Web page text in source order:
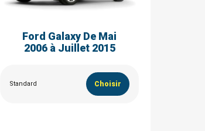
Ford Galaxy De Mai
2006 à Juillet 2015
Standard Choisir